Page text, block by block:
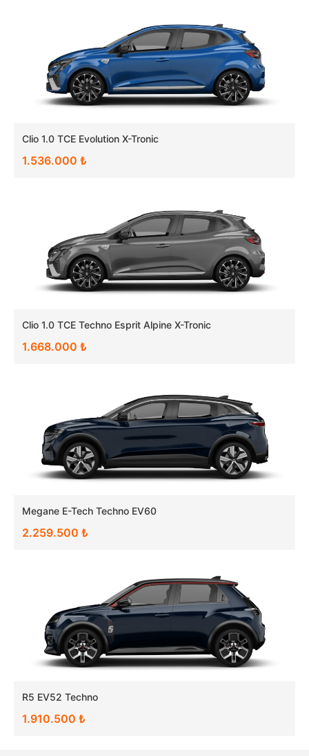
Clio 1.0 TCE Evolution X-Tronic
1.536.000 ₺
Clio 1.0 TCE Techno Esprit Alpine X-Tronic
1.668.000 ₺
Megane E-Tech Techno EV60
2.259.500 ₺
R5 EV52 Techno
1.910.500 ₺